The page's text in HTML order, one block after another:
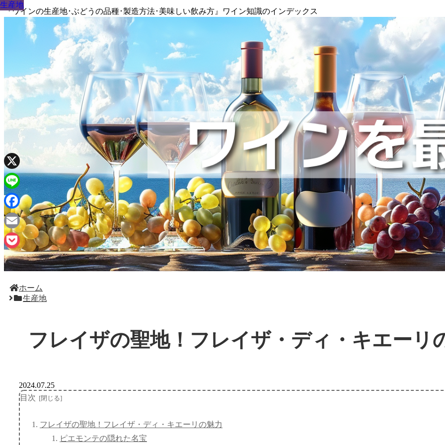
『ワインの生産地･ぶどうの品種･製造方法･美味しい飲み方』ワイン知識のインデックス
ホーム
生産地
フレイザの聖地！フレイザ・ディ・キエーリ
生産地
2024.07.25
目次
フレイザの聖地！フレイザ・ディ・キエーリの魅力
ピエモンテの隠れた名宝
生産地
生産地
生産地
生産地
生産地
生産地
生産地
生産地
X
Line
Facebook
Email
Pocket